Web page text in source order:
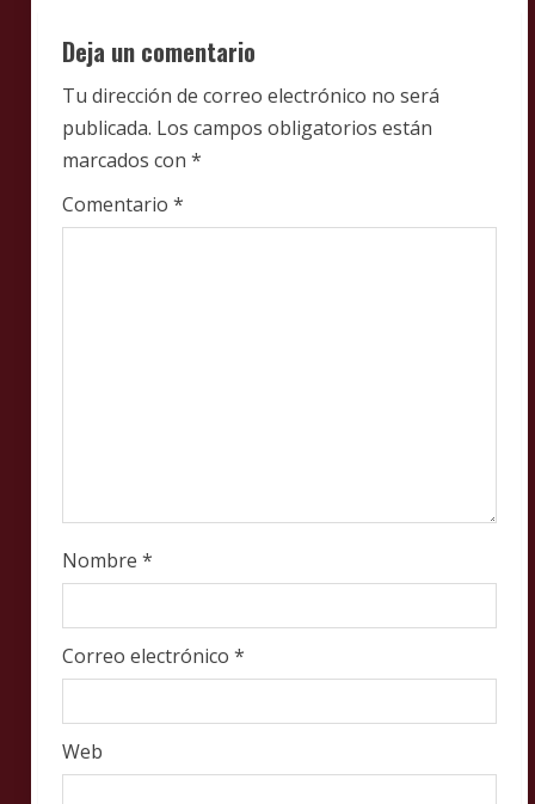
e
R
e
a
d
Deja un comentario
Tu dirección de correo electrónico no será
publicada. Los campos obligatorios están
marcados con *
Comentario *
Nombre *
Correo electrónico *
Web